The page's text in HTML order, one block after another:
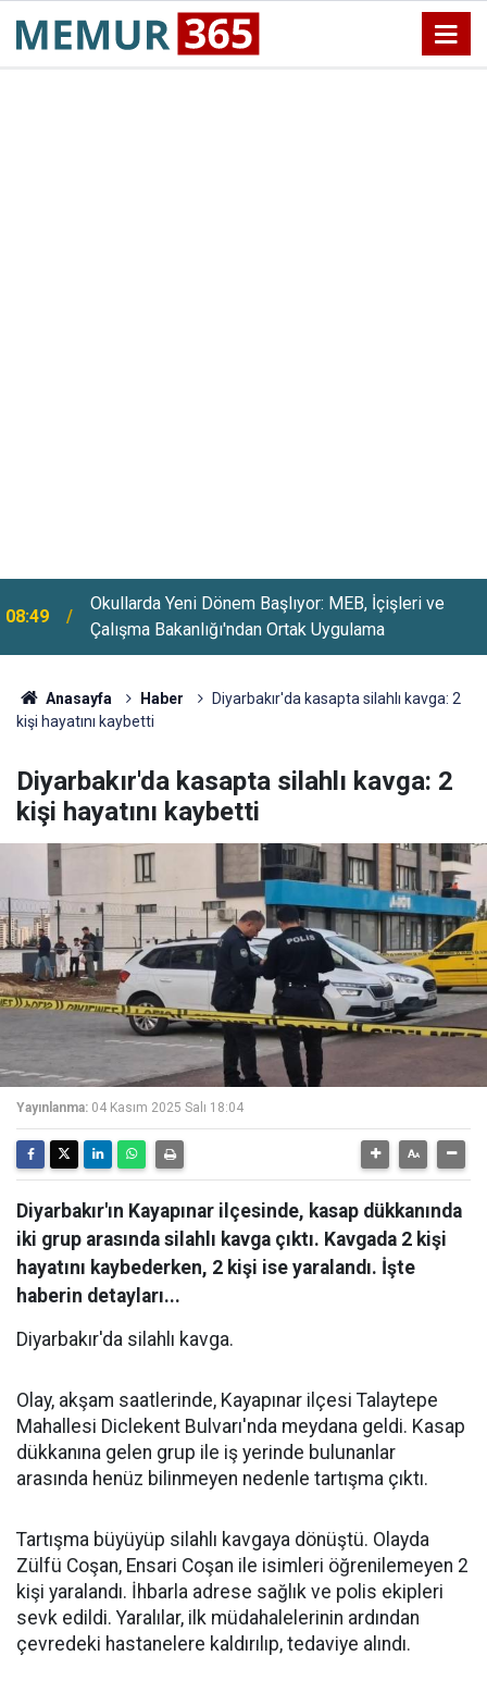
08:49
08:24
SONAR Anketi Gündem Oldu: 2 Partinin Oyları Ciddi
Oranda Düştü
Anasayfa Haber
Diyarbakır'da kasapta silahlı kavga: 2
kişi hayatını kaybetti
Diyarbakır'da kasapta silahlı kavga: 2
kişi hayatını kaybetti
Yayınlanma: 04 Kasım 2025 Salı 18:04
Diyarbakır'ın Kayapınar ilçesinde, kasap dükkanında
iki grup arasında silahlı kavga çıktı. Kavgada 2 kişi
hayatını kaybederken, 2 kişi ise yaralandı. İşte
haberin detayları...
Diyarbakır'da silahlı kavga.
Olay, akşam saatlerinde, Kayapınar ilçesi Talaytepe
Mahallesi Diclekent Bulvarı'nda meydana geldi. Kasap
dükkanına gelen grup ile iş yerinde bulunanlar
arasında henüz bilinmeyen nedenle tartışma çıktı.
Tartışma büyüyüp silahlı kavgaya dönüştü. Olayda
Zülfü Coşan, Ensari Coşan ile isimleri öğrenilemeyen 2
kişi yaralandı. İhbarla adrese sağlık ve polis ekipleri
sevk edildi. Yaralılar, ilk müdahalelerinin ardından
çevredeki hastanelere kaldırılıp, tedaviye alındı.